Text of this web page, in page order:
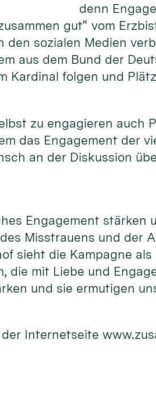
denn
gut“ vom
sozialen Medien
aus dem Bund der
Kardinal folgen und
zu engagieren auch
das Engagement der
an der Diskussion
Engagement
Misstrauens und der
sieht die Kampagne
die mit Liebe und
und sie ermutigen
Internetseite